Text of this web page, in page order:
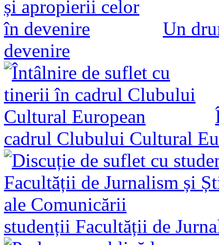
Un
devenire
cadrul Clubului Cultural
studenții Facultății de